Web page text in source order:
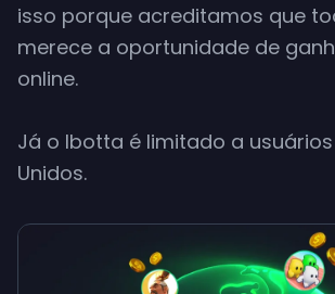
isso porque acreditamos que
merece a oportunidade de
online.
Já o Ibotta é limitado a
Unidos.